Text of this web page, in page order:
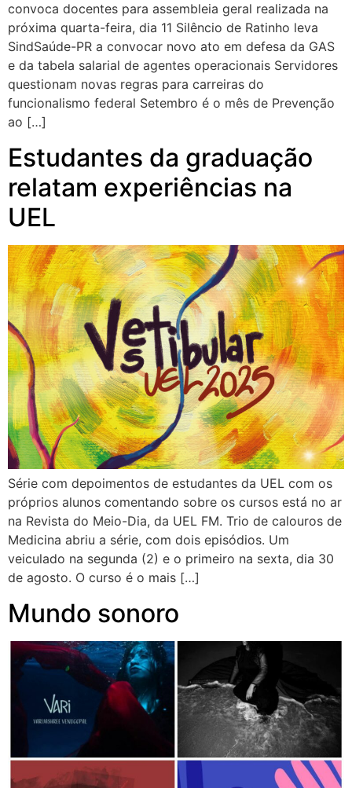
convoca docentes para assembleia geral realizada na
próxima quarta-feira, dia 11 Silêncio de Ratinho leva
SindSaúde-PR a convocar novo ato em defesa da GAS
e da tabela salarial de agentes operacionais Servidores
questionam novas regras para carreiras do
funcionalismo federal Setembro é o mês de Prevenção
ao […]
Estudantes da graduação
relatam experiências na
UEL
Série com depoimentos de estudantes da UEL com os
próprios alunos comentando sobre os cursos está no ar
na Revista do Meio-Dia, da UEL FM. Trio de calouros de
Medicina abriu a série, com dois episódios. Um
veiculado na segunda (2) e o primeiro na sexta, dia 30
de agosto. O curso é o mais […]
Mundo sonoro